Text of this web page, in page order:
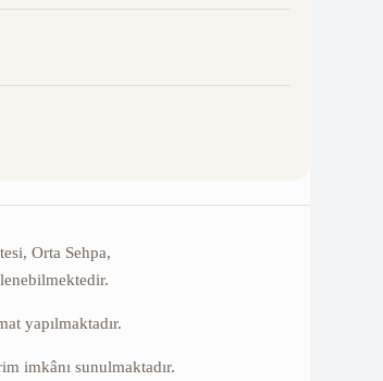
Orta Sehpa,
yapılmaktadır.
imkânı sunulmaktadır.